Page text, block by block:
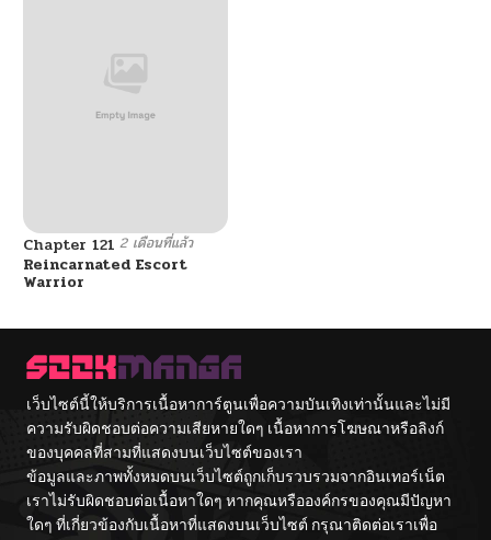
Chapter 121 2 เดือนที่แล้ว
Reincarnated Escort
Warrior
เว็บไซต์นี้ให้บริการเนื้อหาการ์ตูนเพื่อความบันเทิงเท่านั้นและไม่มี
ความรับผิดชอบต่อความเสียหายใดๆ เนื้อหาการโฆษณาหรือลิงก์
ของบุคคลที่สามที่แสดงบนเว็บไซต์ของเรา
ข้อมูลและภาพทั้งหมดบนเว็บไซต์ถูกเก็บรวบรวมจากอินเทอร์เน็ต
เราไม่รับผิดชอบต่อเนื้อหาใดๆ หากคุณหรือองค์กรของคุณมีปัญหา
ใดๆ ที่เกี่ยวข้องกับเนื้อหาที่แสดงบนเว็บไซต์ กรุณาติดต่อเราเพื่อ